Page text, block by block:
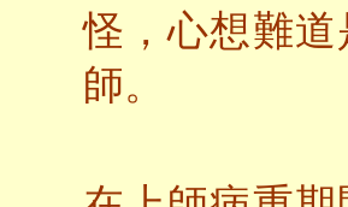
怪，心想難
師。